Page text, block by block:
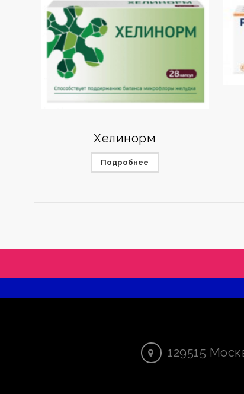
Хелинорм
Подробнее
129515